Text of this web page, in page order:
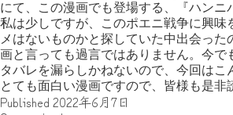
にて、この漫画でも登場する、『ハン
私は少しですが、このポエニ戦争に興
メはないものかと探していた中出会っ
画と言っても過言ではありません。今
タバレを漏らしかねないので、今回は
とても面白い漫画ですので、皆様も是
Published 2022年6月7日